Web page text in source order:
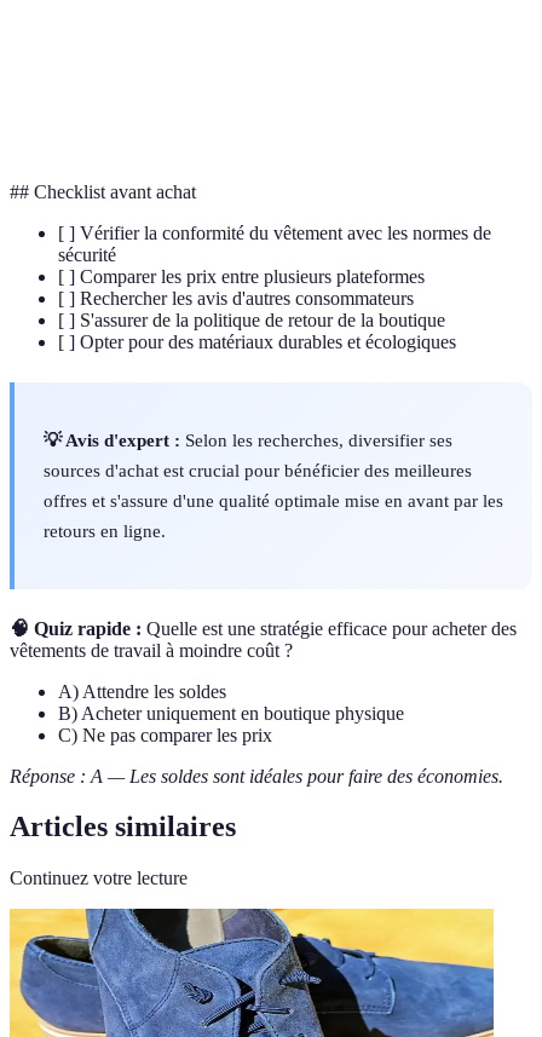
## Checklist avant achat
[ ] Vérifier la conformité du vêtement avec les normes de
sécurité
[ ] Comparer les prix entre plusieurs plateformes
[ ] Rechercher les avis d'autres consommateurs
[ ] S'assurer de la politique de retour de la boutique
[ ] Opter pour des matériaux durables et écologiques
💡 Avis d'expert : Selon les recherches, diversifier ses
sources d'achat est crucial pour bénéficier des meilleures
offres et s'assure d'une qualité optimale mise en avant par les
retours en ligne.
🧠 Quiz rapide : Quelle est une stratégie efficace pour acheter des
vêtements de travail à moindre coût ?
A) Attendre les soldes
B) Acheter uniquement en boutique physique
C) Ne pas comparer les prix
Réponse : A — Les soldes sont idéales pour faire des économies.
Articles similaires
Continuez votre lecture